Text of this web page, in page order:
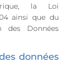
la Loi
ainsi que du
des Données
données